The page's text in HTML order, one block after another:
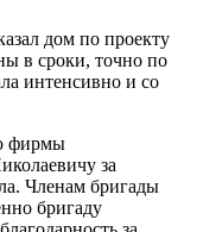
дом по проекту
в сроки, точно по
интенсивно и со
фирмы
за
Членам бригады
бригаду